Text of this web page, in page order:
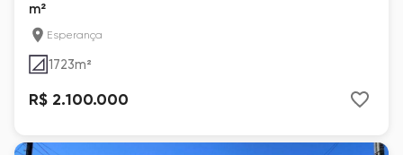
m²
Esperança
1723m²
R$ 2.100.000